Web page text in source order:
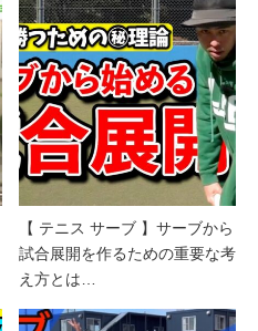
【 テニス サーブ 】サーブから
試合展開を作るための重要な考
え方とは…